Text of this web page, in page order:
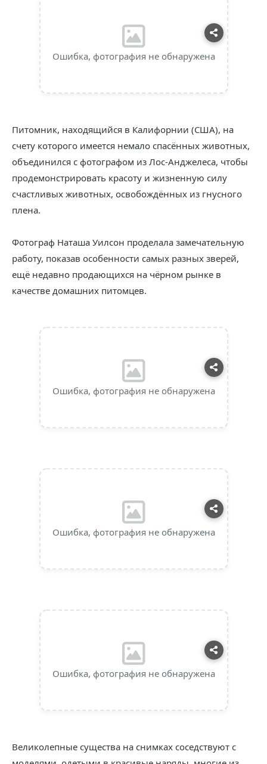
Ошибка, фотография не обнаружена
Питомник, находящийся в Калифорнии (США), на
счету которого имеется немало спасённых животных,
объединился с фотографом из Лос-Анджелеса, чтобы
продемонстрировать красоту и жизненную силу
счастливых животных, освобождённых из гнусного
плена.
Фотограф Наташа Уилсон проделала замечательную
работу, показав особенности самых разных зверей,
ещё недавно продающихся на чёрном рынке в
качестве домашних питомцев.
Ошибка, фотография не обнаружена
Ошибка, фотография не обнаружена
Ошибка, фотография не обнаружена
Великолепные существа на снимках соседствуют с